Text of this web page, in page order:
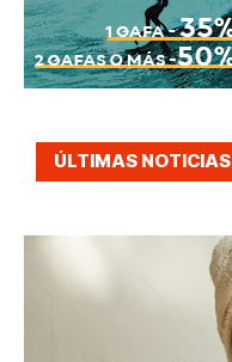
ÚLTIMAS NOTICIAS